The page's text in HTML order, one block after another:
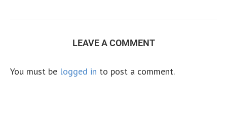
LEAVE A COMMENT
You must be logged in to post a comment.